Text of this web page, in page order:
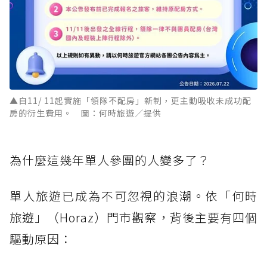
▲自11/ 11起實施「領隊不配房」新制，更主動吸收未成功配
房的衍生費用。 圖：何時旅遊／提供
為什麼這幾年單人參團的人變多了？
單人旅遊已成為不可忽視的浪潮。依「何時
旅遊」（Horaz）門市觀察，背後主要有四個
驅動原因：